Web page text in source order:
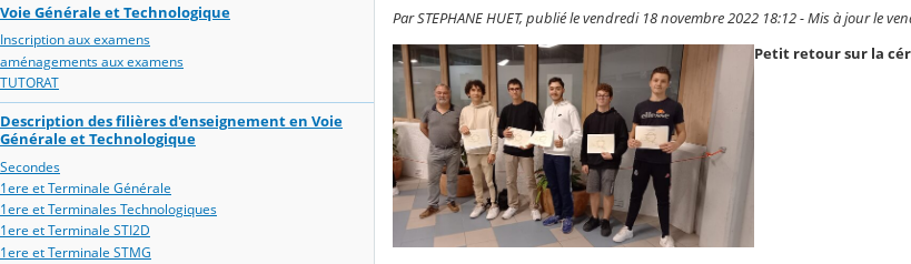
Voie Générale et Technologique
Inscription aux examens
aménagements aux examens
TUTORAT
Description des filières d'enseignement en Voie
Générale et Technologique
Secondes
1ere et Terminale Générale
1ere et Terminales Technologiques
1ere et Terminale STI2D
1ere et Terminale STMG
Par STEPHANE HUET, publié le vendredi 18 novembre 2022 18:12 - Mis à jour le
Petit retour sur la